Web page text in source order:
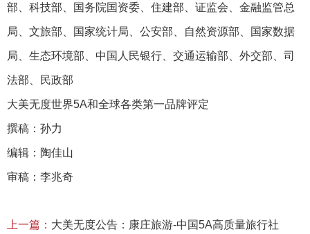
部、科技部、国务院国资委、住建部、证监会、金融监管总
局、文旅部、国家统计局、公安部、自然资源部、国家数据
局、生态环境部、中国人民银行、交通运输部、外交部、司
法部、民政部
大美无度世界5A和全球各类第一品牌评定
撰稿：孙力
编辑：陶佳山
审稿：李兆奇
上一篇： 大美无度公告：康庄旅游-中国5A高质量旅行社